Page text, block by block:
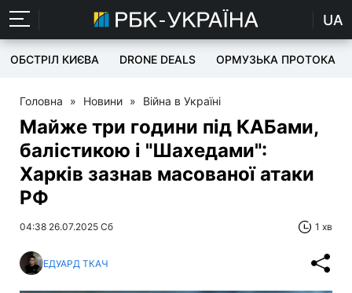
UA
ОБСТРІЛ КИЄВА DRONE DEALS ОРМУЗЬКА ПРОТОКА
Головна » Новини » Війна в Україні
Майже три години під КАБами,
балістикою і "Шахедами":
Харків зазнав масованої атаки
РФ
04:38 26.07.2025 Сб 1 хв
ЕДУАРД ТКАЧ